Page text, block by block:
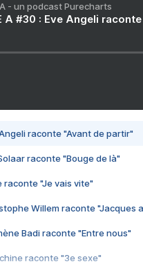
A - un podcast Purecharts
A #30 : Eve Angeli
Angeli raconte "Avant de partir"
raconte "Bouge de là"
raconte "Je vais vite"
Willem raconte "Jacques
Badi raconte "Entre nous"
raconte "3e sexe"